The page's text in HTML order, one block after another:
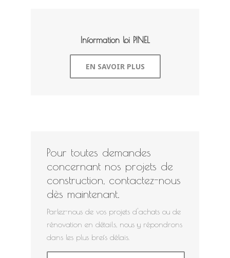
Information loi PINEL
EN SAVOIR PLUS
Pour toutes demandes
concernant nos projets de
construction, contactez-nous
dès maintenant.
Parlez-nous de vos projets d'achats ou de
rénovation en détails, nous y répondrons
dans les plus brefs délais.